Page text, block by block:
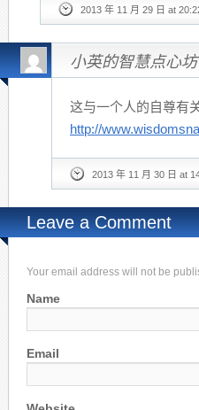
2013 年 11 月 29 日 at
小英的智慧点心坊
这与一个人的自尊有
http://
2013 年 11 月 30 日 at
Leave a Comment
Your email address will not be
Name
Email